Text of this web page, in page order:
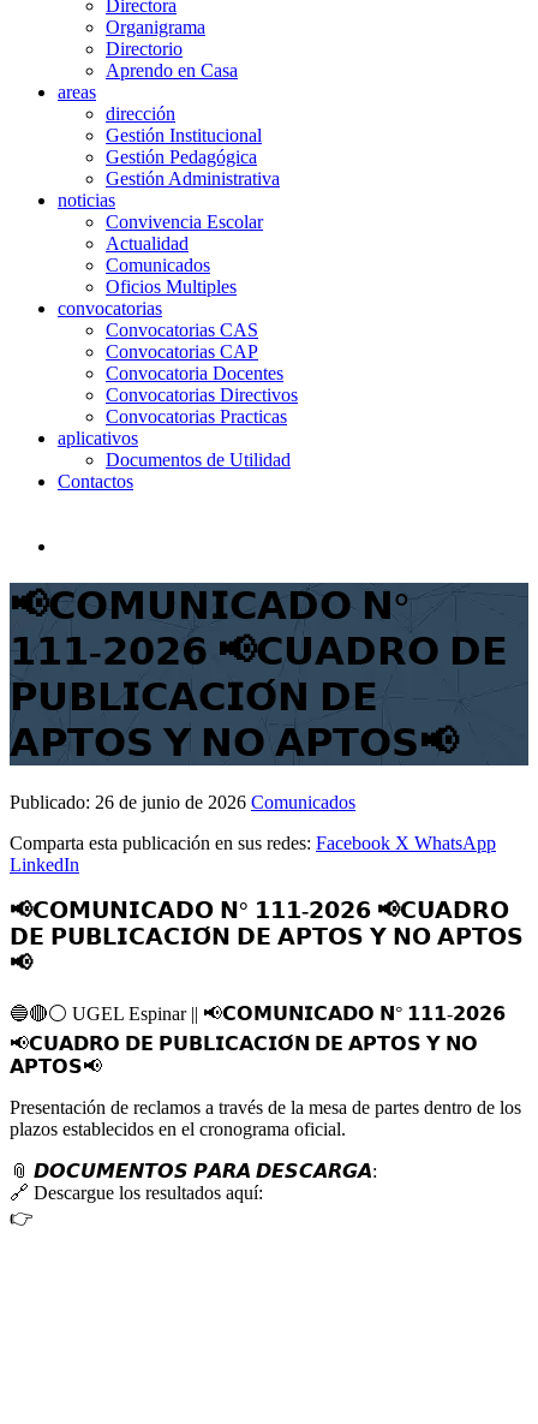
Directora
Organigrama
Directorio
Aprendo en Casa
areas
dirección
Gestión Institucional
Gestión Pedagógica
Gestión Administrativa
noticias
Convivencia Escolar
Actualidad
Comunicados
Oficios Multiples
convocatorias
Convocatorias CAS
Convocatorias CAP
Convocatoria Docentes
Convocatorias Directivos
Convocatorias Practicas
aplicativos
Documentos de Utilidad
Contactos
📢𝗖𝗢𝗠𝗨𝗡𝗜𝗖𝗔𝗗𝗢 𝗡°
𝟭𝟭𝟭-𝟮𝟬𝟮𝟲 📢𝗖𝗨𝗔𝗗𝗥𝗢 𝗗𝗘
𝗣𝗨𝗕𝗟𝗜𝗖𝗔𝗖𝗜𝗢́𝗡 𝗗𝗘
𝗔𝗣𝗧𝗢𝗦 𝗬 𝗡𝗢 𝗔𝗣𝗧𝗢𝗦📢
Publicado: 26 de junio de 2026 Comunicados
Comparta esta publicación en sus redes: Facebook X WhatsApp
LinkedIn
📢𝗖𝗢𝗠𝗨𝗡𝗜𝗖𝗔𝗗𝗢 𝗡° 𝟭𝟭𝟭-𝟮𝟬𝟮𝟲 📢𝗖𝗨𝗔𝗗𝗥𝗢
𝗗𝗘 𝗣𝗨𝗕𝗟𝗜𝗖𝗔𝗖𝗜𝗢́𝗡 𝗗𝗘 𝗔𝗣𝗧𝗢𝗦 𝗬 𝗡𝗢 𝗔𝗣𝗧𝗢𝗦
📢
🔵🔴⚪️ UGEL Espinar || 📢𝗖𝗢𝗠𝗨𝗡𝗜𝗖𝗔𝗗𝗢 𝗡° 𝟭𝟭𝟭-𝟮𝟬𝟮𝟲
📢𝗖𝗨𝗔𝗗𝗥𝗢 𝗗𝗘 𝗣𝗨𝗕𝗟𝗜𝗖𝗔𝗖𝗜𝗢́𝗡 𝗗𝗘 𝗔𝗣𝗧𝗢𝗦 𝗬 𝗡𝗢
𝗔𝗣𝗧𝗢𝗦📢
Presentación de reclamos a través de la mesa de partes dentro de los
plazos establecidos en el cronograma oficial.
📎 𝘿𝙊𝘾𝙐𝙈𝙀𝙉𝙏𝙊𝙎 𝙋𝘼𝙍𝘼 𝘿𝙀𝙎𝘾𝘼𝙍𝙂𝘼:
🔗 Descargue los resultados aquí:
👉